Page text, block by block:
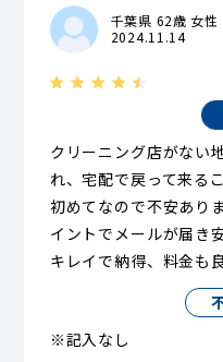
千葉県 62歳 女性
2024.11.14
クリーニング店がない
れ、宅配で戻って来る
初めてなので不安あり
イントでメールが届き
キレイで納得、料金も
※記入なし